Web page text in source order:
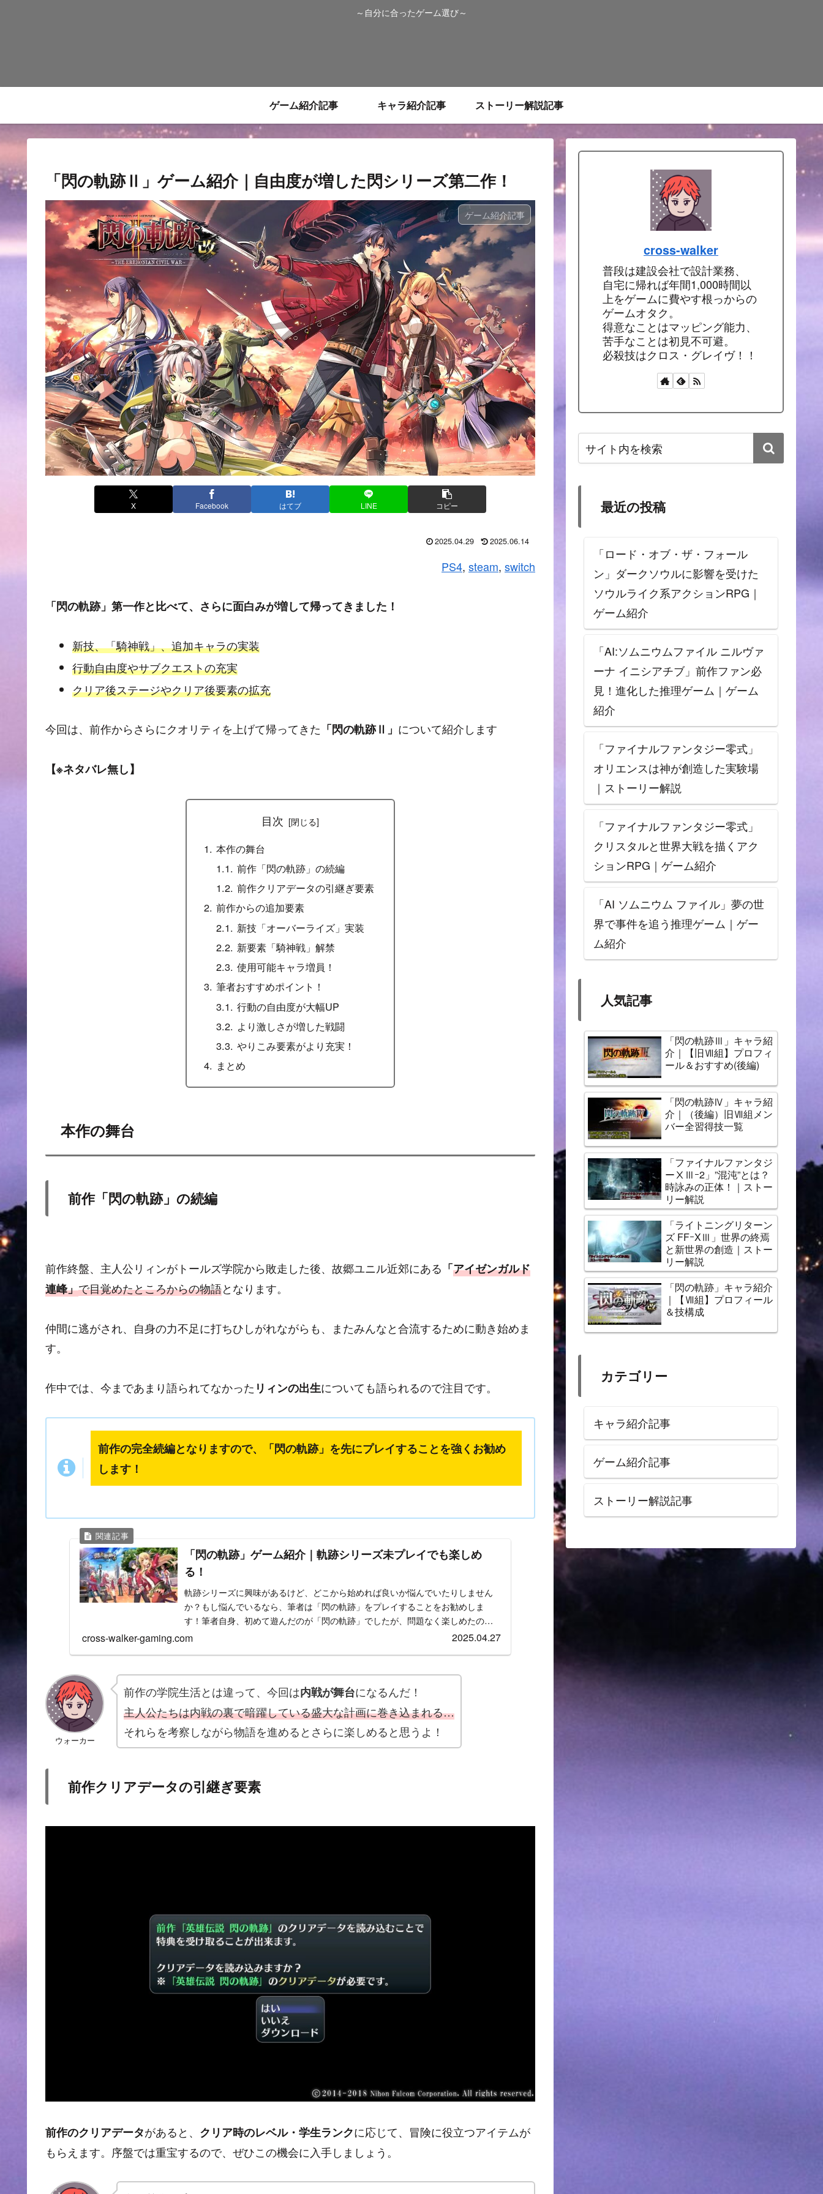
～自分に合ったゲーム選び～
ゲーム紹介記事 キャラ紹介記事 ストーリー解説記事
「閃の軌跡Ⅱ」ゲーム紹介｜自由度が増した閃シリーズ第二作！
ゲーム紹介記事
X Facebook はてブ LINE コピー
2025.04.29 2025.06.14
PS4, steam, switch
「閃の軌跡」第一作と比べて、さらに面白みが増して帰ってきました！
新技、「騎神戦」、追加キャラの実装
行動自由度やサブクエストの充実
クリア後ステージやクリア後要素の拡充
今回は、前作からさらにクオリティを上げて帰ってきた 「閃の軌跡Ⅱ」 について紹介します
【※ネタバレ無し】
目次
本作の舞台
前作「閃の軌跡」の続編
前作クリアデータの引継ぎ要素
前作からの追加要素
新技「オーバーライズ」実装
新要素「騎神戦」解禁
使用可能キャラ増員！
筆者おすすめポイント！
行動の自由度が大幅UP
より激しさが増した戦闘
やりこみ要素がより充実！
まとめ
本作の舞台
前作「閃の軌跡」の続編
前作終盤、主人公リィンがトールズ学院から敗走した後、故郷ユニル近郊にある 「アイゼンガルド
連峰」で目覚めたところからの物語となります。
仲間に逃がされ、自身の力不足に打ちひしがれながらも、またみんなと合流するために動き始めま
す。
作中では、今まであまり語られてなかった リィンの出生についても語られるので注目です。
前作の完全続編となりますので、「閃の軌跡」を先にプレイすることを強くお勧め
します！
「閃の軌跡」ゲーム紹介｜軌跡シリーズ未プレイでも楽しめ
る！
軌跡シリーズに興味があるけど、どこから始めれば良いか悩んでいたりしません
か？もし悩んでいるなら、筆者は「閃の軌跡」をプレイすることをお勧めしま
す！筆者自身、初めて遊んだのが「閃の軌跡」でしたが、問題なく楽しめたのと
同時に、ここから過去作も遊...
cross-walker-gaming.com 2025.04.27
ウォーカー
前作の学院生活とは違って、今回は内戦が舞台になるんだ！
主人公たちは内戦の裏で暗躍している盛大な計画に巻き込まれる…
それらを考察しながら物語を進めるとさらに楽しめると思うよ！
前作クリアデータの引継ぎ要素
前作のクリアデータがあると、 クリア時のレベル・学生ランクに応じて、冒険に役立つアイテムが
もらえます。序盤では重宝するので、ぜひこの機会に入手しましょう。
cross-walker
普段は建設会社で設計業務、
自宅に帰れば年間1,000時間以
上をゲームに費やす根っからの
ゲームオタク。
得意なことはマッピング能力、
苦手なことは初見不可避。
必殺技はクロス・グレイヴ！！
最近の投稿
「ロード・オブ・ザ・フォール
ン」ダークソウルに影響を受けた
ソウルライク系アクションRPG｜
ゲーム紹介
「AI:ソムニウムファイル ニルヴァ
ーナ イニシアチブ」前作ファン必
見！進化した推理ゲーム｜ゲーム
紹介
「ファイナルファンタジー零式」
オリエンスは神が創造した実験場
｜ストーリー解説
「ファイナルファンタジー零式」
クリスタルと世界大戦を描くアク
ションRPG｜ゲーム紹介
「AI ソムニウム ファイル」夢の世
界で事件を追う推理ゲーム｜ゲー
ム紹介
人気記事
「閃の軌跡Ⅲ」キャラ紹
介｜【旧Ⅶ組】プロフィ
ール＆おすすめ(後編)
「閃の軌跡Ⅳ」キャラ紹
介｜（後編）旧Ⅶ組メン
バー全習得技一覧
「ファイナルファンタジ
ーⅩⅢｰ2」”混沌”とは？
時詠みの正体！｜ストー
リー解説
「ライトニングリターン
ズ FFｰXⅢ」世界の終焉
と新世界の創造｜ストー
リー解説
「閃の軌跡」キャラ紹介
｜【Ⅶ組】プロフィール
＆技構成
カテゴリー
キャラ紹介記事
ゲーム紹介記事
ストーリー解説記事